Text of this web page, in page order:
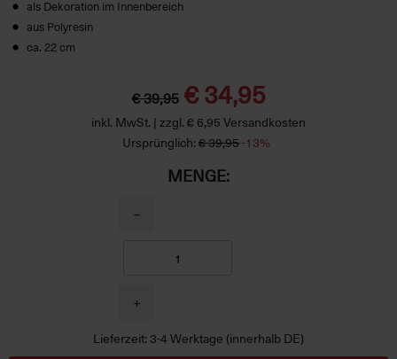
als Dekoration im Innenbereich
aus Polyresin
ca. 22 cm
€ 39,95 € 34,95
inkl. MwSt. | zzgl. € 6,95 Versandkosten
Ursprünglich: € 39,95-13%
MENGE:
−
+
Lieferzeit: 3-4 Werktage (innerhalb DE)